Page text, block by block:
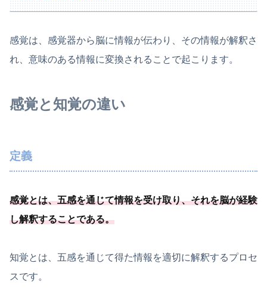
感覚は、感覚器から脳に情報が伝わり、その情報が解釈さ
れ、意味のある情報に変換されることで起こります。
感覚と知覚の違い
定義
感覚とは、五感を通じて情報を受け取り、それを脳が経験
し解釈することである。
知覚とは、五感を通じて得た情報を適切に解釈するプロセ
スです。